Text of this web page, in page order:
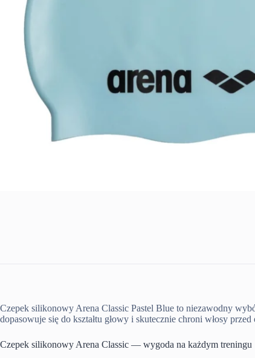
Czepek silikonowy Arena Classic Pastel Blue to niezawodny
dopasowuje się do kształtu głowy i skutecznie chroni włosy przed
Czepek silikonowy Arena Classic — wygoda na każdym treningu